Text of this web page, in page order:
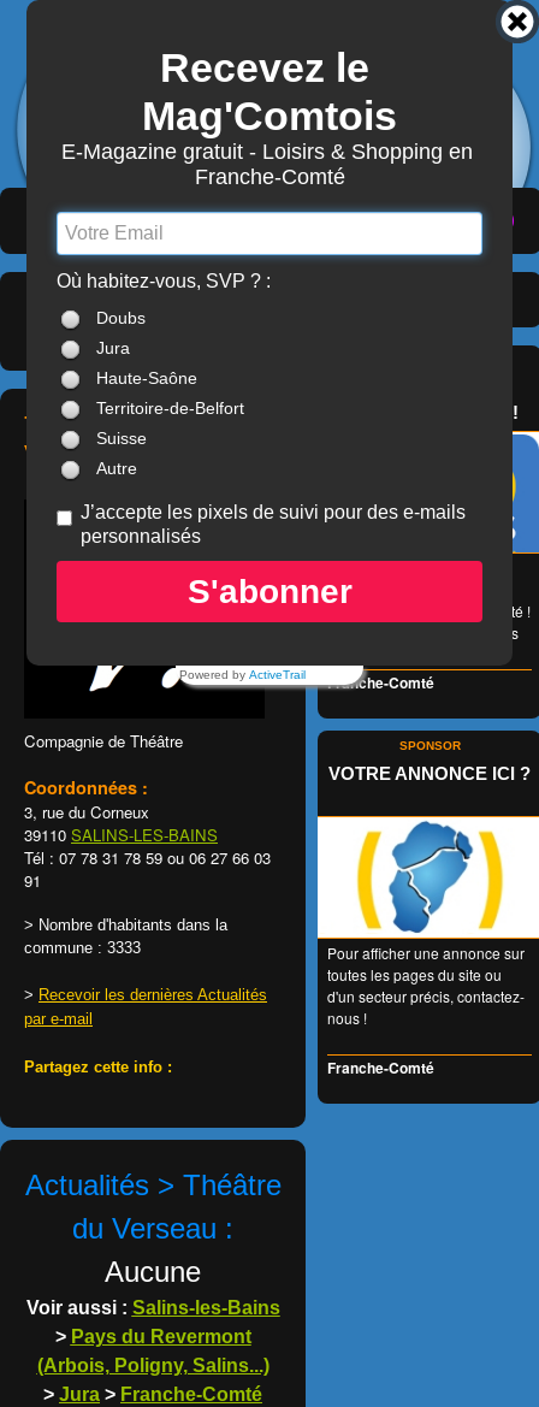
Franche-Comté
3904
7867
Abonnement Mag'Comtois
(ACTUALITÉS) (ANNUAIRE) (MON COMPTE )
Artistes > Arts du
Spectacle
THÉÂTRE DU
VERSEAU
Compagnie de Théâtre
Coordonnées :
3, rue du Corneux
39110 SALINS-LES-BAINS
Tél : 07 78 31 78 59 ou 06 27 66 03
91
> Nombre d'habitants dans la
commune : 3333
> Recevoir les dernières Actualités
par e-mail
Partagez cette info :
Actualités > Théâtre
du Verseau :
Aucune
Voir aussi : Salins-les-Bains
> Pays du Revermont
(Arbois, Poligny, Salins...)
> Jura > Franche-Comté
LE PASS'COMTOIS !
😉 LA carte de réduction
accessible à tous et valable
1 an entier en Franche-Comté !
👍 + de 350 Partenaires dans
Franche-Comté
SPONSOR
VOTRE ANNONCE ICI ?
Pour afficher une annonce sur
toutes les pages du site ou
d'un secteur précis, contactez-
nous !
Franche-Comté
Recevez le
Mag'Comtois
E-Magazine gratuit - Loisirs & Shopping en
Franche-Comté
Où habitez-vous, SVP ? :
Doubs
Jura
Haute-Saône
Territoire-de-Belfort
Suisse
Autre
J’accepte les pixels de suivi pour des e-mails
personnalisés
S'abonner
Powered by ActiveTrail